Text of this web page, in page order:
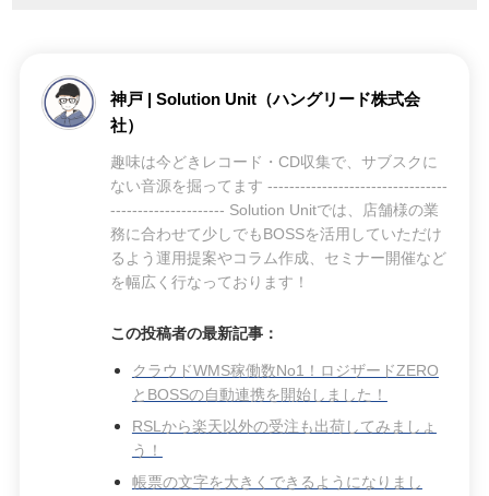
神戸 | Solution Unit（ハングリード株式会
社）
趣味は今どきレコード・CD収集で、サブスクに
ない音源を掘ってます ---------------------------------
--------------------- Solution Unitでは、店舗様の業
務に合わせて少しでもBOSSを活用していただけ
るよう運用提案やコラム作成、セミナー開催など
を幅広く行なっております！
この投稿者の最新記事：
クラウドWMS稼働数No1！ロジザードZERO
とBOSSの自動連携を開始しました！
RSLから楽天以外の受注も出荷してみましょ
う！
帳票の文字を大きくできるようになりまし